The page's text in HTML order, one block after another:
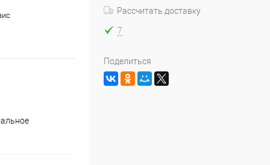
Рассчитать доставку
7
Поделиться